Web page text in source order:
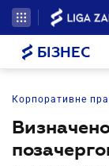
БІЗНЕС
Корпоративне